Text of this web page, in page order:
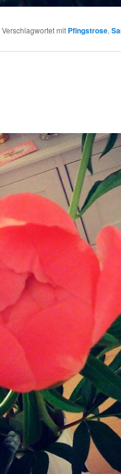
Verschlagwortet mit Pfingstrose,